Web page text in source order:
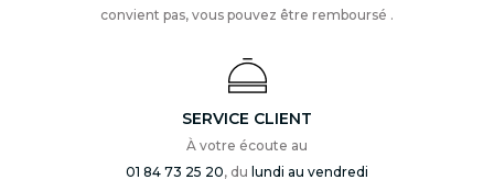
convient pas, vous pouvez être remboursé .
SERVICE CLIENT
À votre écoute au
01 84 73 25 20, du lundi au vendredi